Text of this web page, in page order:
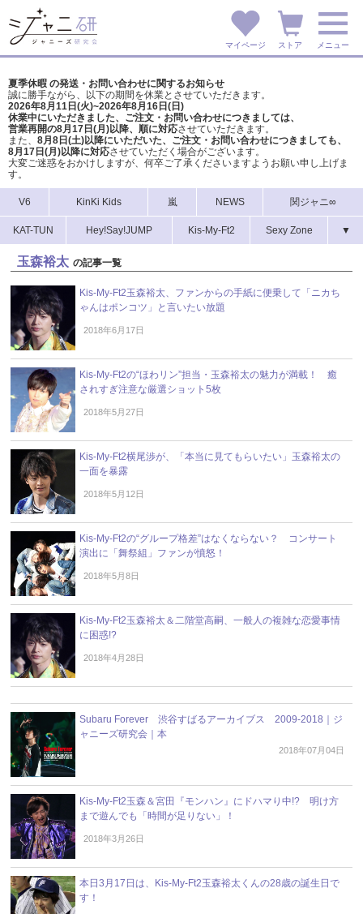
マイページ ストア メニュー
夏季休暇 の発送・お問い合わせに関するお知らせ
誠に勝手ながら、以下の期間を休業とさせていただきます。
2026年8月11日(火)~2026年8月16日(日)
休業中にいただきました、ご注文・お問い合わせにつきましては、
営業再開の8月17日(月)以降、順に対応させていただきます。
また、 8月8日(土)以降にいただいた、ご注文・ お問い合わせにつきましても、
8月17日(月)以降に対応させていただく場合がございます。
大変ご迷惑をおかけしますが、 何卒ご了承くださいますようお願い申し上げま
す。
V6 KinKi Kids 嵐 NEWS 関ジャニ∞
KAT-TUN Hey!Say!JUMP Kis-My-Ft2 Sexy Zone ▼
玉森裕太 の記事一覧
Kis-My-Ft2玉森裕太、ファンからの手紙に便乗して「ニカち
ゃんはポンコツ」と言いたい放題
2018年6月17日
Kis-My-Ft2の“ほわリン”担当・玉森裕太の魅力が満載！ 癒
されすぎ注意な厳選ショット5枚
2018年5月27日
Kis-My-Ft2横尾渉が、「本当に見てもらいたい」玉森裕太の
一面を暴露
2018年5月12日
Kis-My-Ft2の“グループ格差”はなくならない？ コンサート
演出に「舞祭組」ファンが憤怒！
2018年5月8日
Kis-My-Ft2玉森裕太＆二階堂高嗣、一般人の複雑な恋愛事情
に困惑!?
2018年4月28日
Subaru Forever 渋谷すばるアーカイブス 2009-2018｜ジ
ャニーズ研究会｜本
2018年07月04日
Kis-My-Ft2玉森＆宮田『モンハン』にドハマり中!? 明け方
まで遊んでも「時間が足りない」！
2018年3月26日
本日3月17日は、Kis-My-Ft2玉森裕太くんの28歳の誕生日で
す！